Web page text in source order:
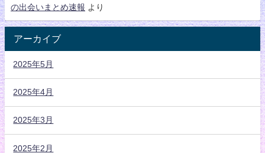
の出会いまとめ速報 より
アーカイブ
2025年5月
2025年4月
2025年3月
2025年2月